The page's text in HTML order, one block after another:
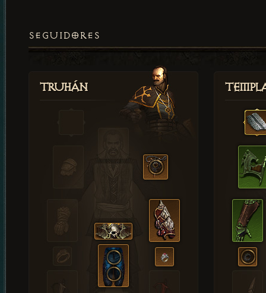
SEGUIDORES
Truhán